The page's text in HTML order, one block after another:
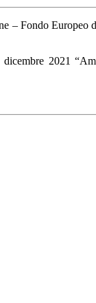
– Fondo Europeo
2021